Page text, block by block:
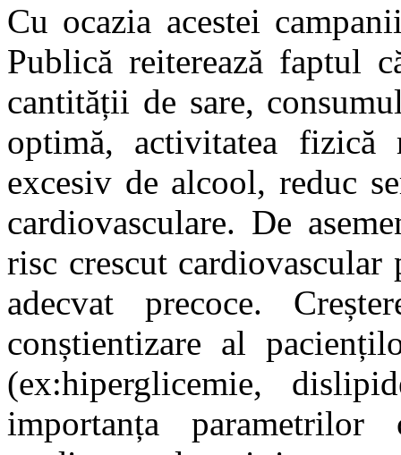
Cu ocazia acestei
Publică reiterează faptul
cantității de sare,
optimă, activitatea fizică
excesiv de alcool, reduc
cardiovasculare. De
risc crescut
adecvat precoce.
conștientizare al
(ex:hiperglicemie,
importanța